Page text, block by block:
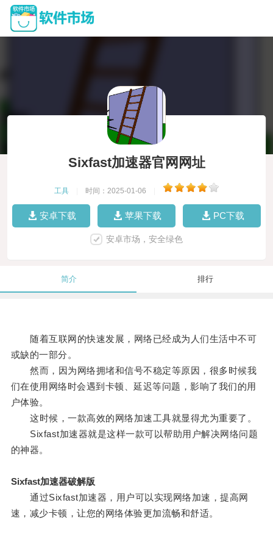
Sixfast加速器官网网址
工具 时间：2025-01-06
安卓下载 苹果下载 PC下载
安卓市场，安全绿色
简介 排行
随着互联网的快速发展，网络已经成为人们生活中不可
或缺的一部分。
然而，因为网络拥堵和信号不稳定等原因，很多时候我
们在使用网络时会遇到卡顿、延迟等问题，影响了我们的用
户体验。
这时候，一款高效的网络加速工具就显得尤为重要了。
Sixfast加速器就是这样一款可以帮助用户解决网络问题
的神器。
Sixfast加速器破解版
通过Sixfast加速器，用户可以实现网络加速，提高网
速，减少卡顿，让您的网络体验更加流畅和舒适。